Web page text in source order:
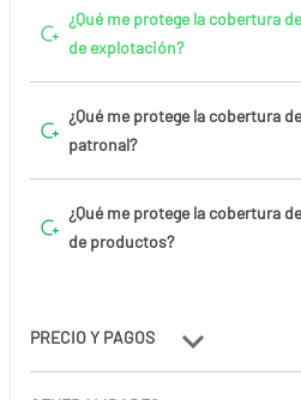
¿Qué me protege la cobertura
de explotación?
¿Qué me protege la cobertura
patronal?
¿Qué me protege la cobertura
de productos?
PRECIO Y PAGOS